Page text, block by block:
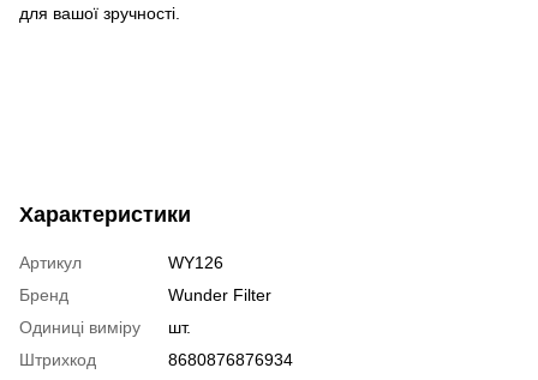
для вашої зручності.
Характеристики
Артикул
WY126
Бренд
Wunder Filter
Одиниці виміру
шт.
Штрихкод
8680876876934